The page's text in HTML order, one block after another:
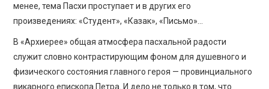
менее, тема Пасхи проступает и в других его
произведениях: «Студент», «Казак», «Письмо»…
В «Архиерее» общая атмосфера пасхальной радости
служит словно контрастирующим фоном для душевного и
физического состояния главного героя — провинциального
викарного епископа Петра. И дело не только в том, что